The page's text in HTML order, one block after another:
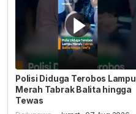
Polisi Diduga Terobos Lampu
Merah Tabrak Balita hingga
Tewas